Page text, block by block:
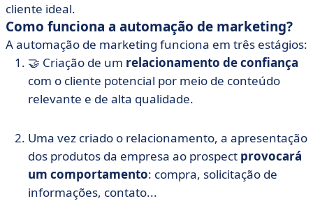
cliente ideal.
Como funciona a automação de marketing?
A automação de marketing funciona em três estágios:
🤝 Criação de um relacionamento de confiança
com o cliente potencial por meio de conteúdo
relevante e de alta qualidade.
Uma vez criado o relacionamento, a apresentação
dos produtos da empresa ao prospect provocará
um comportamento: compra, solicitação de
informações, contato...